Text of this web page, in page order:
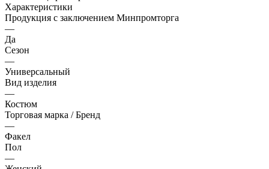
Характеристики
Продукция с заключением Минпромторга
—
Да
Сезон
—
Универсальный
Вид изделия
—
Костюм
Торговая марка / Бренд
—
Факел
Пол
—